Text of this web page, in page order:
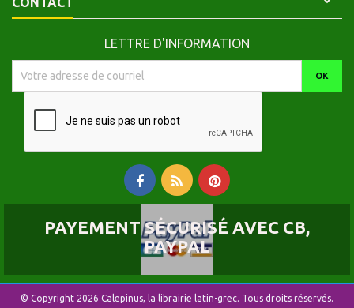
LETTRE D'INFORMATION
PAYEMENT SÉCURISÉ AVEC CB,
PAYPAL
© Copyright 2026 Calepinus, la librairie latin-grec. Tous droits réservés.